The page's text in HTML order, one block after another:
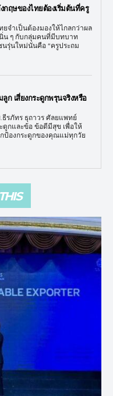
กฤษของไทยต้องเริ่มต้นที่ครู
จำเป็นต้องมองให้ไกลกว่าผล
น ๆ กับกลุ่มคนที่มีบทบาท
รุ่นใหม่นั่นคือ “ครูประถม
ก เสี่ยงกระดูกพรุนจริงหรือ
ธีรภัทร ธุถาวร ศัลยแพทย์
ดูกและข้อ ข้อดีมีสุข เพื่อให้
ป้องกระดูกของคุณแม่ทุกวัย